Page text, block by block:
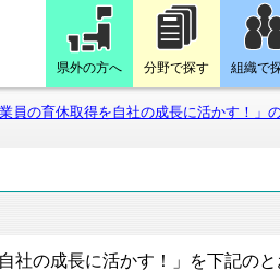
県外の方へ 分野で探す 組織で
員の育休取得を自社の成長に活かす！」
社の成長に活かす！」を下記のと